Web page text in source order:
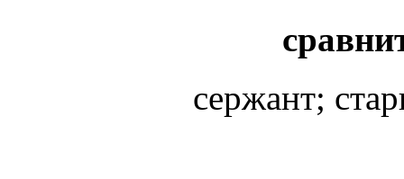
сержант;